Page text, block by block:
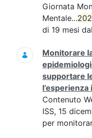
Giornata
Mentale...
di 19 mesi
Monitorare
supportare
l’esperienza
Contenuto
ISS, 15
per